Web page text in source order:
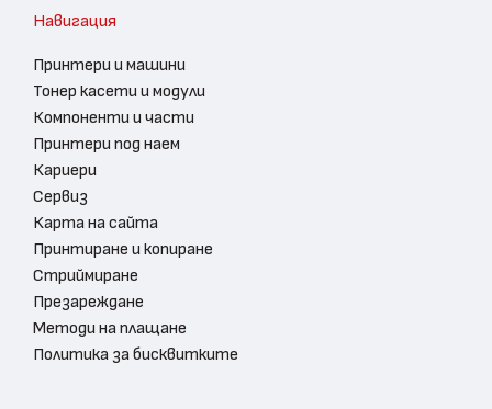
Навигация
Принтери и машини
Тонер касети и модули
Компоненти и части
Принтери под наем
Кариери
Сервиз
Карта на сайта
Принтиране и копиране
Стриймиране
Презареждане
Методи на плащане
Политика за бисквитките